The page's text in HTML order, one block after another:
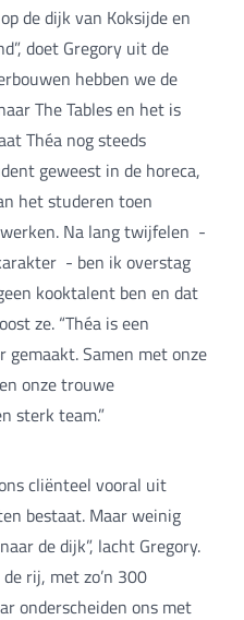
de dijk van Koksijde en
doet Gregory uit de
hebben we de
The Tables en het is
Théa nog steeds
geweest in de horeca,
het studeren toen
Na lang twijfelen -
- ben ik overstag
kooktalent ben en dat
ze. “Théa is een
Samen met onze
onze trouwe
sterk team.”
cliënteel vooral uit
bestaat. Maar weinig
de dijk”, lacht Gregory.
rij, met zo’n 300
onderscheiden ons met